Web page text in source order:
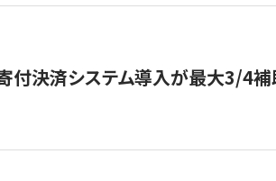
付決済システム導入が最大3/4補